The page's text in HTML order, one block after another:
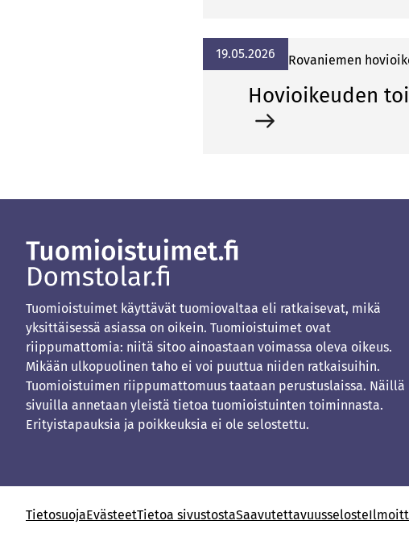
19.05.2026 Rovaniemen
Hovioikeuden
Tuomioistuimet käyttävät tuomiovaltaa eli ratkaisevat, mikä
yksittäisessä asiassa on oikein. Tuomioistuimet ovat
riippumattomia: niitä sitoo ainoastaan voimassa oleva oikeus.
Mikään ulkopuolinen taho ei voi puuttua niiden ratkaisuihin.
Tuomioistuimen riippumattomuus taataan perustuslaissa. Näillä
sivuilla annetaan yleistä tietoa tuomioistuinten toiminnasta.
Erityistapauksia ja poikkeuksia ei ole selostettu.
TietosuojaEvästeetTietoa sivustostaSaavutettavuusseloste